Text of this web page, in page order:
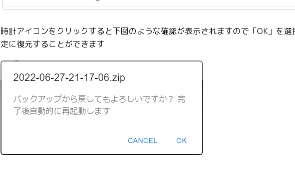
時計アイコンをクリックすると下図のような確認が表示されますので「OK」を
定に復元することができます